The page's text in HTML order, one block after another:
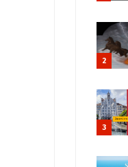
2
3